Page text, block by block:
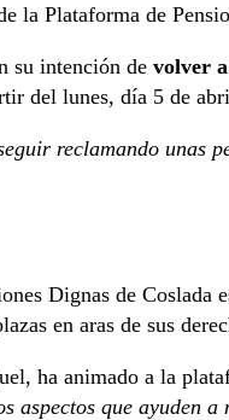
la Plataforma de
su intención de volver
del lunes, día 5 de
reclamando unas
Dignas de
en aras de sus
ha animado a la
aspectos que ayuden